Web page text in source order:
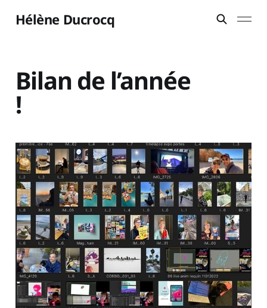
Hélène Ducrocq
Bilan de l’année
!